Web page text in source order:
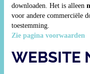
downloaden. Het is alleen
voor andere commerciële
toestemming.
Zie pagina voorwaarden
WEBSITE